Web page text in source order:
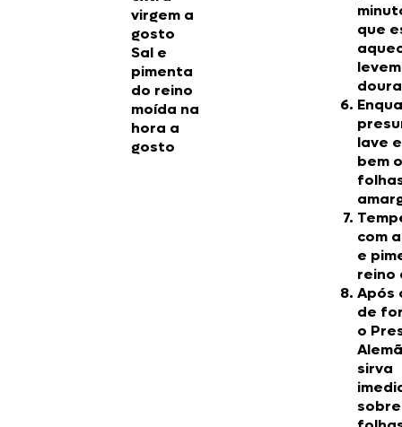
virgem a
gosto
Sal e
pimenta
do reino
moída na
hora a
gosto
que
lave
bem
com
e
reino
Após
de
o
sirva